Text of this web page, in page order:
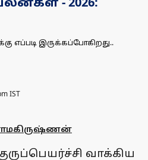
எப்படி இருக்கப்போகிறது..
IST
வாக்கிய